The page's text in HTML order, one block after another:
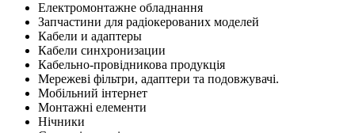
Електромонтажне обладнання
Запчастини для радіокерованих моделей
Кабели и адаптеры
Кабели синхронизации
Кабельно-провідникова продукція
Мережеві фільтри, адаптери та подовжувачі.
Мобільний інтернет
Монтажні елементи
Нічники